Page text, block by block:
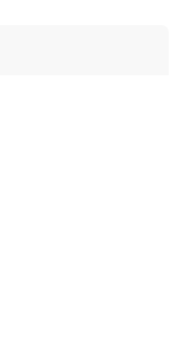
sur le forum.